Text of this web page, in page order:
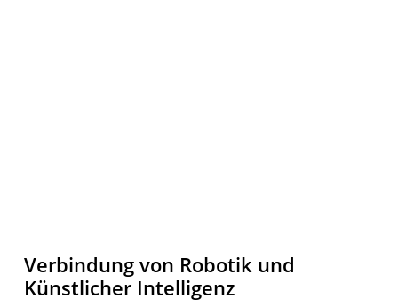
Verbindung von Robotik und
Künstlicher Intelligenz